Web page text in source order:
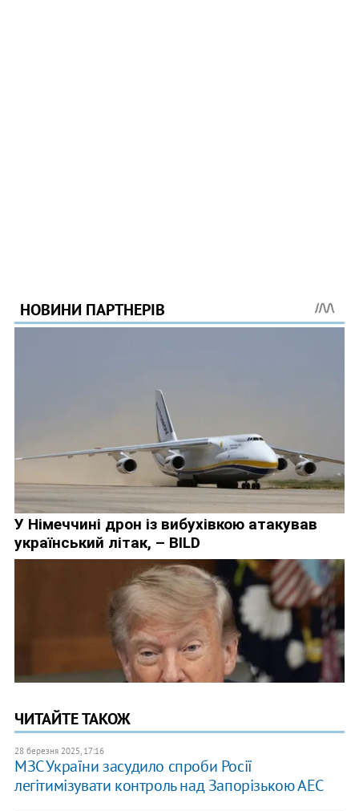
ЧИТАЙТЕ ТАКОЖ
28 березня 2025, 17:16
МЗС України засудило спроби Росії
легітимізувати контроль над Запорізькою АЕС